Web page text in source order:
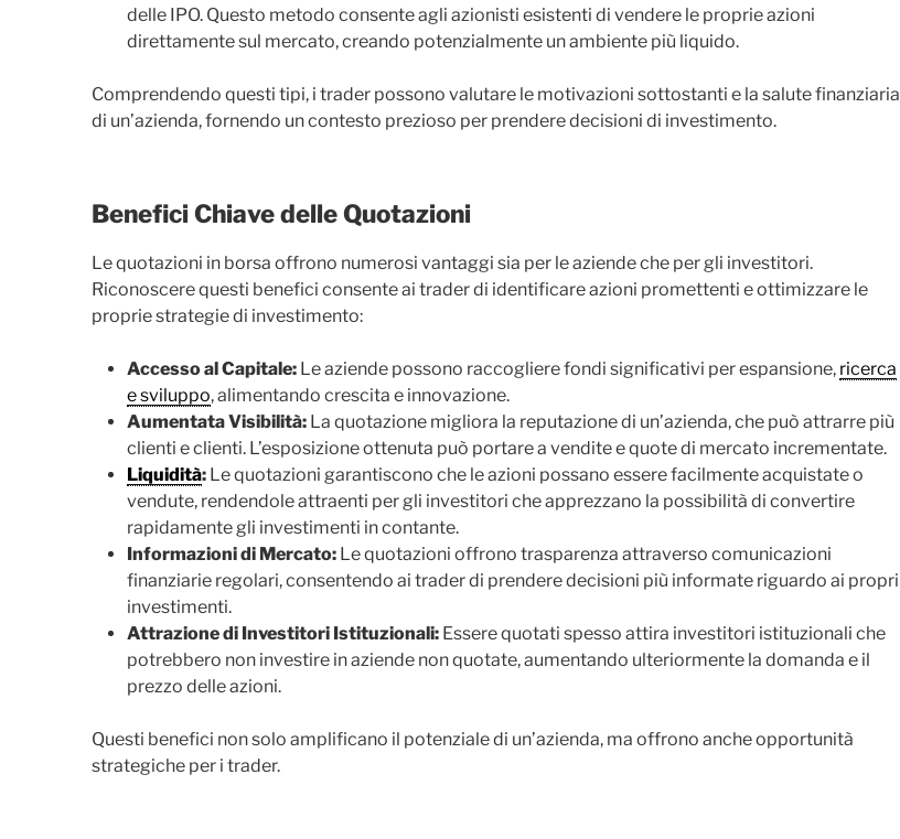
delle IPO. Questo metodo consente agli azionisti esistenti di vendere le proprie azioni
direttamente sul mercato, creando potenzialmente un ambiente più liquido.
Comprendendo questi tipi, i trader possono valutare le motivazioni sottostanti e la salute finanziaria
di un’azienda, fornendo un contesto prezioso per prendere decisioni di investimento.
Benefici Chiave delle Quotazioni
Le quotazioni in borsa offrono numerosi vantaggi sia per le aziende che per gli investitori.
Riconoscere questi benefici consente ai trader di identificare azioni promettenti e ottimizzare le
proprie strategie di investimento:
Accesso al Capitale: Le aziende possono raccogliere fondi significativi per espansione, ricerca
e sviluppo, alimentando crescita e innovazione.
Aumentata Visibilità: La quotazione migliora la reputazione di un’azienda, che può attrarre più
clienti e clienti. L’esposizione ottenuta può portare a vendite e quote di mercato incrementate.
Liquidità: Le quotazioni garantiscono che le azioni possano essere facilmente acquistate o
vendute, rendendole attraenti per gli investitori che apprezzano la possibilità di convertire
rapidamente gli investimenti in contante.
Informazioni di Mercato: Le quotazioni offrono trasparenza attraverso comunicazioni
finanziarie regolari, consentendo ai trader di prendere decisioni più informate riguardo ai propri
investimenti.
Attrazione di Investitori Istituzionali: Essere quotati spesso attira investitori istituzionali che
potrebbero non investire in aziende non quotate, aumentando ulteriormente la domanda e il
prezzo delle azioni.
Questi benefici non solo amplificano il potenziale di un’azienda, ma offrono anche opportunità
strategiche per i trader.